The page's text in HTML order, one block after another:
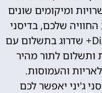
ומיקומים שונים
שלכם, בדיסני
מאפשרים גם את Disney Geni+ שדרוג בתשלום עם
ותשלום לתור מהיר
והעמוסות.
ג'יני יאפשר לכם